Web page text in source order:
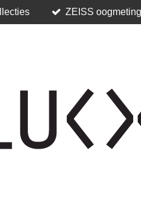
ZEISS oogmeting